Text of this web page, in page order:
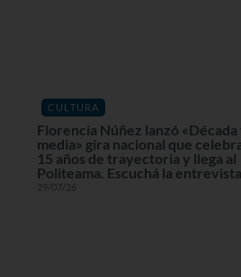
CULTURA
Florencia Núñez lanzó «Década
media» gira nacional que
15 años de trayectoria y llega al
Politeama. Escuchá la entrevista
29/07/26